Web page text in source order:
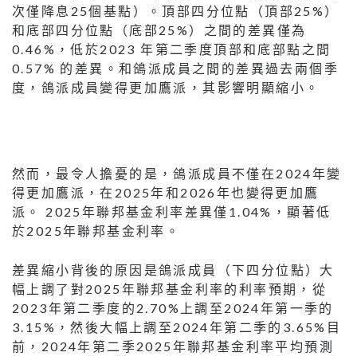
次僅降息25個基點）。頂部四分位點（頂部25%）
和底部四分位點（底部25%）之間的差異僅為
0.46%，低於2023 年第二季度頂部和底部點之間
0.57% 的差異。和鴿派成員之間的差異過去兩個季
度，鴿派成員變得更加鷹派，其影響明顯縮小。
然而，最令人擔憂的是，鴿派成員不僅在2024年變
得更加鷹派，在2025年和2026年也變得更加鷹
派。 2025年聯邦基金利率差異僅1.04%，顯著低
於2025年聯邦基金利率。
差異縮小背後的原因是鴿派成員（下四分位點）大
幅上調了對2025年聯邦基金利率的利率預期，從
2023年第二季度的2.70%上調至2024年第一季的
3.15%，然後大幅上調至2024年第二季的3.65%目
前，2024年第二季2025年聯邦基金利率平均預測